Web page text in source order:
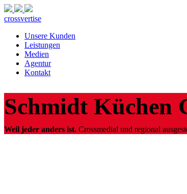
crossvertise
Unsere Kunden
Leistungen
Medien
Agentur
Kontakt
Schmidt Küchen
Weil jeder anders ist. Crossmedial und regional